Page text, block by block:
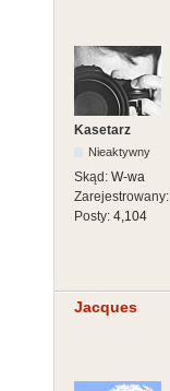
Kasetarz
Nieaktywny
Skąd: W-wa
Zarejestrowany:
Posty: 4,104
Jacques